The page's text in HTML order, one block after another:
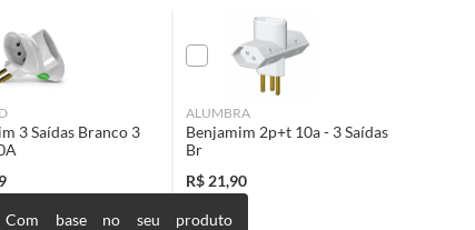
3 Saídas Branco 3
Com base no seu produto
ALUMBRA
Benjamim 2p+t 10a - 3 Saídas
Br
R$ 21,90